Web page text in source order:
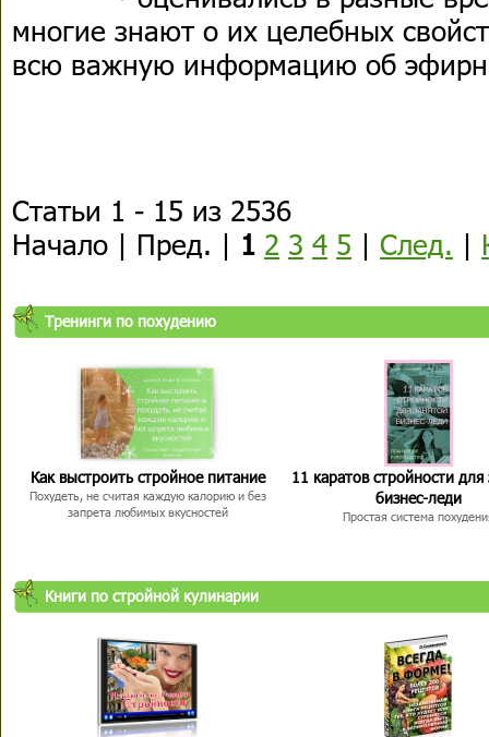
многие знают о их целебных
всю важную информацию об
Статьи 1 - 15 из 2536
Начало | Пред. | 1 2 3 4 5 | След. |
Тренинги по похудению
Как выстроить стройное питание
Похудеть, не считая каждую калорию и без
запрета любимых вкусностей
11 каратов стройности для
бизнес-леди
Простая система
Книги по стройной кулинарии